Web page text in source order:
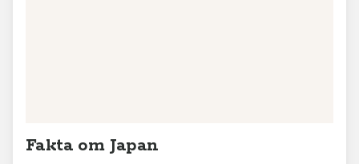
Fakta om Japan